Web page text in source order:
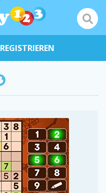
REGISTRIEREN